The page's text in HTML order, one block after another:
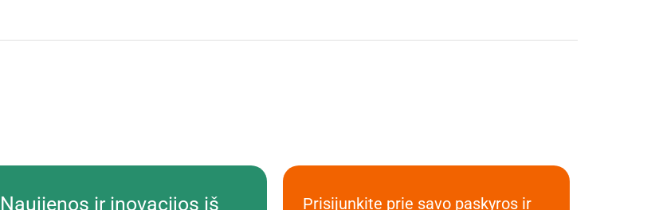
Naujienos ir inovacijos iš
Prisijunkite prie savo paskyros ir